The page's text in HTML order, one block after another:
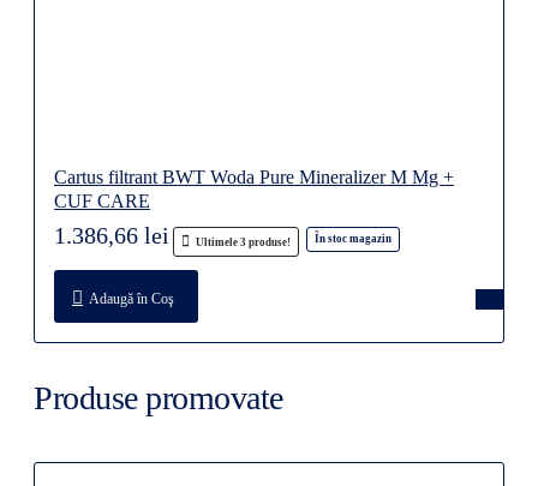
Cartus filtrant BWT Woda Pure Mineralizer M Mg +
CUF CARE
Ultimele 3 produse! În stoc magazin
1.386,66 lei
Adaugă în Coş
Produse promovate